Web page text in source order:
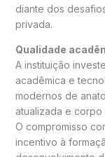
diante dos
privada.
Qualidade
A instituição
acadêmica e
modernos de
atualizada e
O compromisso
incentivo à